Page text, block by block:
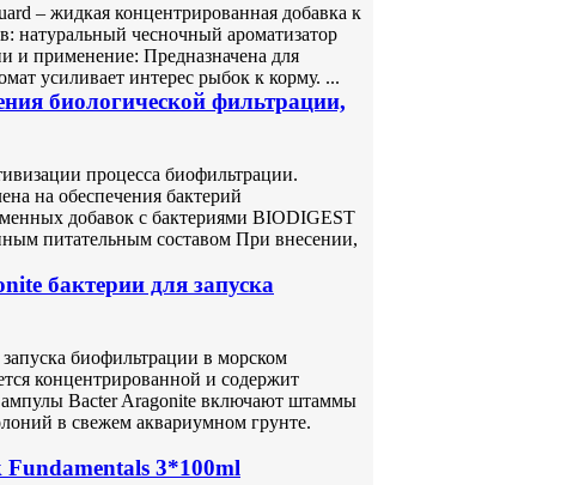
– жидкая концентрированная добавка к
натуральный чесночный ароматизатор
и применение: Предназначена для
усиливает интерес рыбок к корму. ...
биологической фильтрации,
процесса биофильтрации.
на обеспечения бактерий
добавок с бактериями BIODIGEST
питательным составом При внесении,
бактерии для запуска
биофильтрации в морском
концентрированной и содержит
Bacter Aragonite включают штаммы
в свежем аквариумном грунте.
Fundamentals 3*100ml